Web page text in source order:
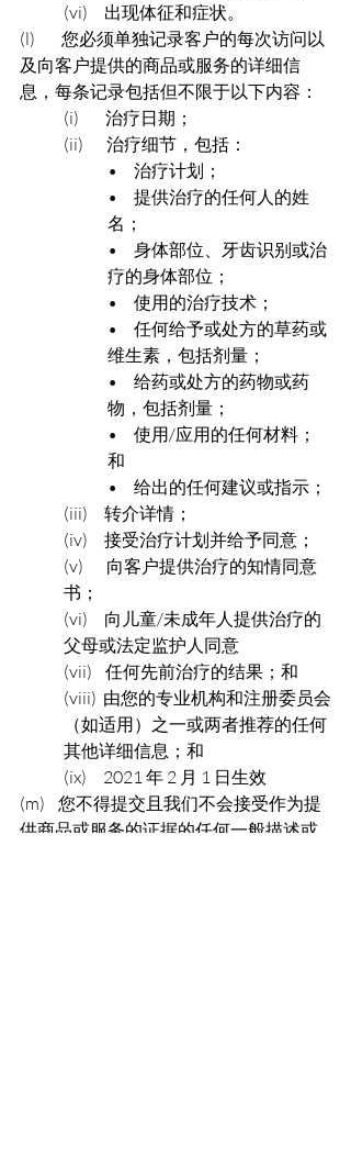
(vi)     出现体征和症状。
(l)        您必须单独记录客户的每次访问以
及向客户提供的商品或服务的详细信
息，每条记录包括但不限于以下内容：
(i)        治疗日期；
(ii)       治疗细节，包括：
•     治疗计划；
•     提供治疗的任何人的姓
名；
•     身体部位、牙齿识别或治
疗的身体部位；
•     使用的治疗技术；
•     任何给予或处方的草药或
维生素，包括剂量；
•     给药或处方的药物或药
物，包括剂量；
•     使用/应用的任何材料；
和
•     给出的任何建议或指示；
(iii)     转介详情；
(iv)     接受治疗计划并给予同意；
(v)       向客户提供治疗的知情同意
书；
(vi)     向儿童/未成年人提供治疗的
父母或法定监护人同意
(vii)    任何先前治疗的结果；和
(viii)  由您的专业机构和注册委员会
（如适用）之一或两者推荐的任何
其他详细信息；和
(ix)     2021 年 2 月 1 日生效
(m)    您不得提交且我们不会接受作为提
供商品或服务的证据的任何一般描述或